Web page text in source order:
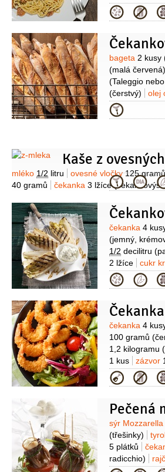
(klementinky)
100 gramů
(sherry)
olej
panenský)
Těstoviny:
(penne)
70 gramů
1 kus
Suroviny
bageta 2 kusy
(malá červená)
(Taleggio
(čerstvý)
olej
Kategorie
Kaše z
Suroviny
mléko 1/2 litru ovesné vločky125 gramů
40 gramů
čekanka 3 lžíce
Suroviny
čekanka 4
(jemný,
1/2 decilitru
2 lžíce
cukr
2 lžíce
(mletý)
sůl
Suroviny
čekanka 4
100 gramů
1,2 kilogramu
1 kus
zázvor
3 stroužky
1 hrst
olej
Suroviny
sýr Mozzarella
(třešinky)
5 plátků
radicchio)